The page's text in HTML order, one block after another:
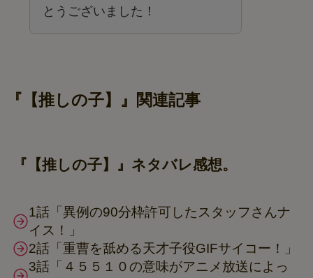
とうございました！
『【推しの子】』関連記事
『【推しの子】』ネタバレ感想。
1話「異例の90分枠許可したスタッフさんナ
イス！」
2話「重曹を舐める天才子役GIFサイコー！」
3話「４５５１０の意味がアニメ放送によっ